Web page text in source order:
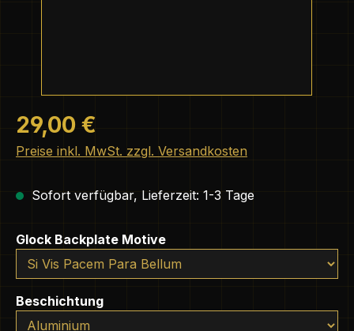
Regulärer Preis:
29,00 €
Preise inkl. MwSt. zzgl. Versandkosten
Sofort verfügbar, Lieferzeit: 1-3 Tage
Glock Backplate Motiveauswählen
Beschichtungauswählen